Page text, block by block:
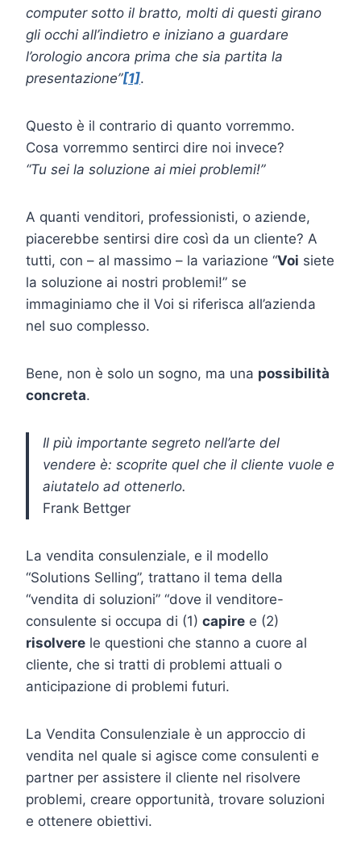
computer sotto il bratto, molti di questi girano
gli occhi all’indietro e iniziano a guardare
l’orologio ancora prima che sia partita la
presentazione”[1].
Questo è il contrario di quanto vorremmo.
Cosa vorremmo sentirci dire noi invece?
“Tu sei la soluzione ai miei problemi!”
A quanti venditori, professionisti, o aziende,
piacerebbe sentirsi dire così da un cliente? A
tutti, con – al massimo – la variazione “Voi siete
la soluzione ai nostri problemi!” se
immaginiamo che il Voi si riferisca all’azienda
nel suo complesso.
Bene, non è solo un sogno, ma una possibilità
concreta.
Il più importante segreto nell’arte del
vendere è: scoprite quel che il cliente vuole e
aiutatelo ad ottenerlo.
Frank Bettger
La vendita consulenziale, e il modello
“Solutions Selling”, trattano il tema della
“vendita di soluzioni” “dove il venditore-
consulente si occupa di (1) capire e (2)
risolvere le questioni che stanno a cuore al
cliente, che si tratti di problemi attuali o
anticipazione di problemi futuri.
La Vendita Consulenziale è un approccio di
vendita nel quale si agisce come consulenti e
partner per assistere il cliente nel risolvere
problemi, creare opportunità, trovare soluzioni
e ottenere obiettivi.